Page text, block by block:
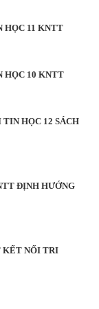
HỌC 11 KNTT
HỌC 10 KNTT
HỌC 12 SÁCH
ĐỊNH HƯỚNG
KẾT NỐI TRI